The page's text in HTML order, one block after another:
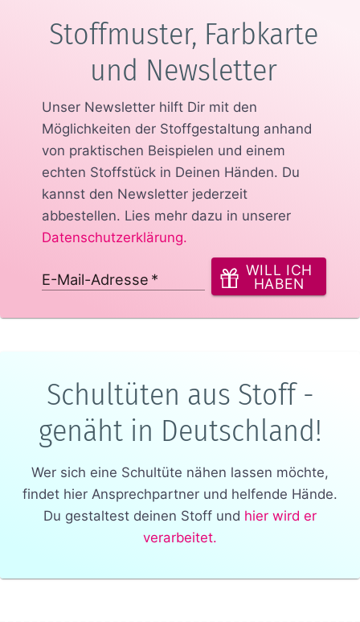
Stoffmuster, Farbkarte
und Newsletter
Unser Newsletter hilft Dir mit den
Möglichkeiten der Stoffgestaltung anhand
von praktischen Beispielen und einem
echten Stoffstück in Deinen Händen. Du
kannst den Newsletter jederzeit
abbestellen. Lies mehr dazu in unserer
Datenschutzerklärung.
E-Mail-Adresse *
WILL ICH
HABEN
Schultüten aus Stoff -
genäht in Deutschland!
Wer sich eine Schultüte nähen lassen möchte,
findet hier Ansprechpartner und helfende Hände.
Du gestaltest deinen Stoff und hier wird er
verarbeitet.